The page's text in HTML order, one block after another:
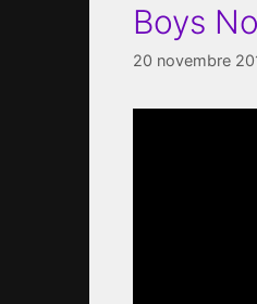
Boys
20 novembre